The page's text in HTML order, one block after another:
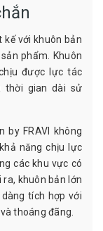
kế với khuôn bản
phẩm. Khuôn
được lực tác
thời gian dài sử
by FRAVI không
năng chịu lực
các khu vực có
ra, khuôn bản lớn
tích hợp với
thoáng đãng.